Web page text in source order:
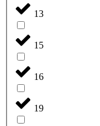
13
15
16
19